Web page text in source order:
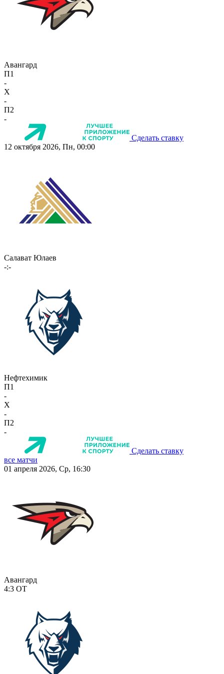
Авангард
П1
-
X
-
П2
-
Сделать ставку
12 октября 2026, Пн, 00:00
Салават Юлаев
-:-
Нефтехимик
П1
-
X
-
П2
-
Сделать ставку
все матчи
01 апреля 2026, Ср, 16:30
Авангард
4:3 ОТ